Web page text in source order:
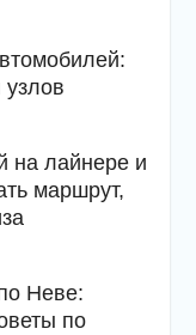
узлов
на лайнере и
маршрут,
Неве:
по